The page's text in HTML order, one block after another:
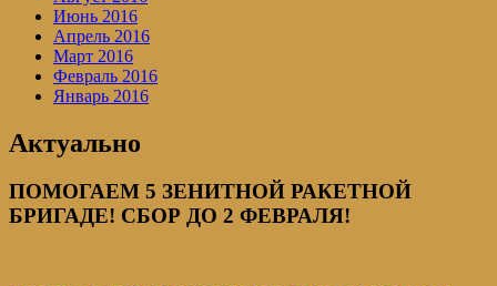
Июнь 2016
Апрель 2016
Март 2016
Февраль 2016
Январь 2016
Актуально
ПОМОГАЕМ 5 ЗЕНИТНОЙ РАКЕТНОЙ
БРИГАДЕ! СБОР ДО 2 ФЕВРАЛЯ!